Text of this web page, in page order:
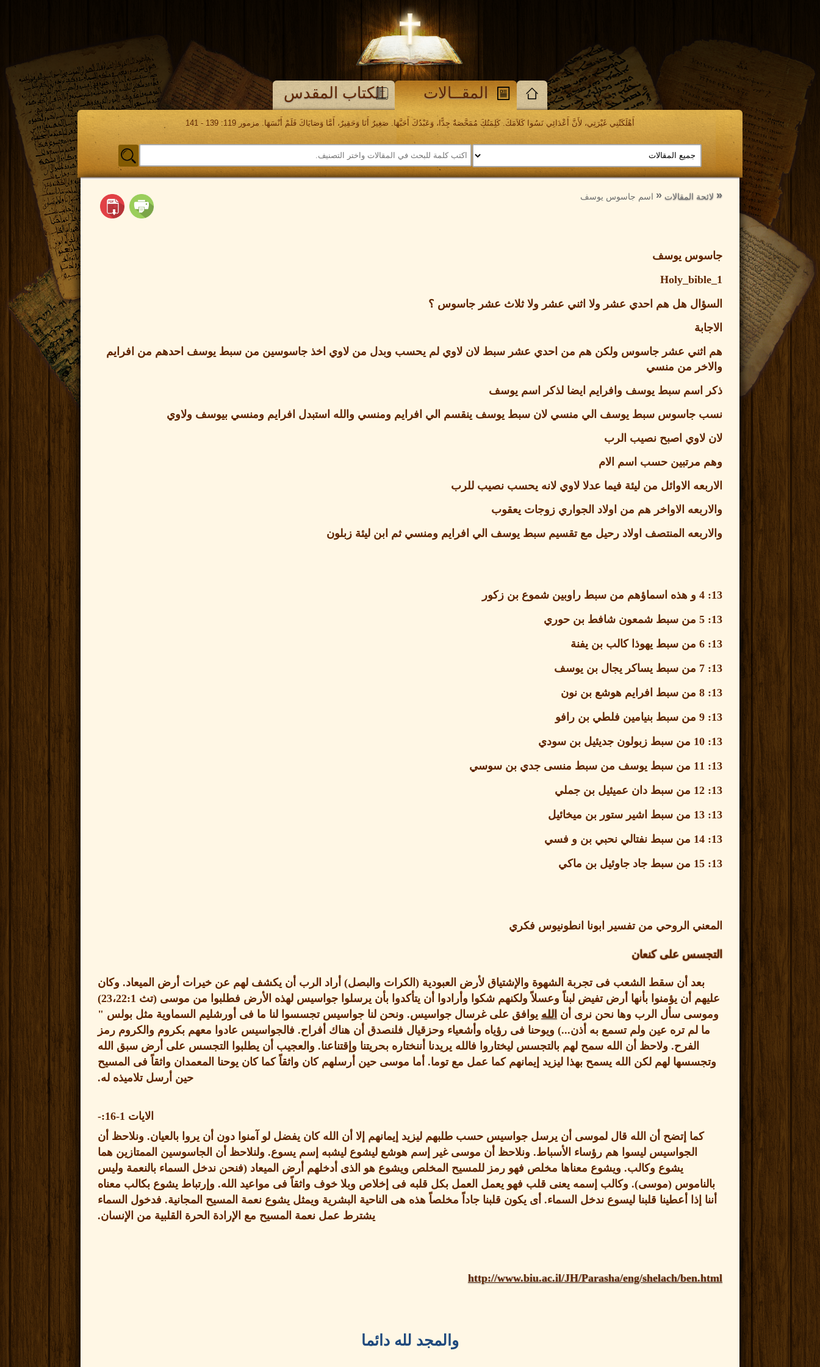
المقــالات الكتاب المقدس
أَهْلَكَتْنِي غَيْرَتِي، لأَنَّ أَعْدَائِي نَسُوا كَلاَمَكَ. كَلِمَتُكَ مُمَحَّصَةٌ جِدًّا، وَعَبْدُكَ أَحَبَّهَا. صَغِيرٌ أَنَا وَحَقِيرٌ، أَمَّا وَصَايَاكَ فَلَمْ أَنْسَهَا. مزمور 119: 139 - 141
الرجوع
إلىلائحة المقالات
الرجوع
إلىاسم جاسوس يوسف
جاسوس يوسف
Holy_bible_1
السؤال هل هم احدي عشر ولا اثني عشر ولا ثلاث عشر جاسوس ؟
الاجابة
هم اثني عشر جاسوس ولكن هم من احدي عشر سبط لان لاوي لم يحسب وبدل من لاوي اخذ جاسوسين من سبط يوسف احدهم من افرايم
والاخر من منسي
ذكر اسم سبط يوسف وافرايم ايضا لذكر اسم يوسف
نسب جاسوس سبط يوسف الي منسي لان سبط يوسف ينقسم الي افرايم ومنسي والله استبدل افرايم ومنسي بيوسف ولاوي
لان لاوي اصبح نصيب الرب
وهم مرتبين حسب اسم الام
الاربعه الاوائل من ليئة فيما عدلا لاوي لانه يحسب نصيب للرب
والاربعه الاواخر هم من اولاد الجواري زوجات يعقوب
والاربعه المنتصف اولاد رحيل مع تقسيم سبط يوسف الي افرايم ومنسي ثم ابن ليئة زبلون
13: 4
و هذه اسماؤهم من سبط راوبين شموع بن زكور
13: 5
من سبط شمعون شافط بن حوري
13: 6
من سبط يهوذا كالب بن يفنة
13: 7
من سبط يساكر يجال بن يوسف
13: 8
من سبط افرايم هوشع بن نون
13: 9
من سبط بنيامين فلطي بن رافو
13: 10
من سبط زبولون جديئيل بن سودي
13: 11
من سبط يوسف من سبط منسى جدي بن سوسي
13: 12
من سبط دان عميئيل بن جملي
13: 13
من سبط اشير ستور بن ميخائيل
13: 14
من سبط نفتالي نحبي بن و فسي
13: 15
من سبط جاد جاوئيل بن ماكي
المعني الروحي من تفسير ابونا انطونيوس فكري
التجسس على كنعان
بعد أن سقط الشعب فى تجربة الشهوة والإشتياق لأرض العبودية ( الكرات والبصل) أراد الرب أن يكشف لهم عن خيرات أرض الميعاد. وكان
عليهم أن يؤمنوا بأنها أرض تفيض لبناً وعسلاً ولكنهم شكوا وأرادوا أن يتأكدوا بأن يرسلوا جواسيس لهذه الأرض فطلبوا من موسى (تث 23،22:1)
وموسى سأل الرب وها نحن نرى أن الله يوافق على غرسال جواسيس. ونحن لنا جواسيس تجسسوا لنا ما فى أورشليم السماوية مثل بولس "
ما لم تره عين ولم تسمع به أذن...) ويوحنا فى رؤياه وأشعياء وحزقيال فلنصدق أن هناك أفراح. فالجواسيس عادوا معهم بكروم والكروم رمز
الفرح. ولاحظ أن الله سمح لهم بالتجسس ليختاروا فالله يريدنا أننختاره بحريتنا وإقتناعنا. والعجيب أن يطلبوا التجسس على أرض سبق الله
وتجسسها لهم لكن الله يسمح بهذا ليزيد إيمانهم كما عمل مع توما. أما موسى حين أرسلهم كان واثقاً كما كان يوحنا المعمدان واثقاً فى المسيح
حين أرسل تلاميذه له.
الايات 1-16:-
كما إتضح أن الله قال لموسى أن يرسل جواسيس حسب طلبهم ليزيد إيمانهم إلا أن الله كان يفضل لو آمنوا دون أن يروا بالعيان. ونلاحظ أن
الجواسيس ليسوا هم رؤساء الأسباط. ونلاحظ أن موسى غير إسم هوشع ليشوع ليشبه إسم يسوع. ولنلاحظ أن الجاسوسين الممتازين هما
يشوع وكالب. ويشوع معناها مخلص فهو رمز للمسيح المخلص ويشوع هو الذى أدخلهم أرض الميعاد (فنحن ندخل السماء بالنعمة وليس
بالناموس (موسى). وكالب إسمه يعنى قلب فهو يعمل العمل بكل قلبه فى إخلاص وبلا خوف واثقاً فى مواعيد الله. وإرتباط يشوع بكالب معناه
أننا إذا أعطينا قلبنا ليسوع ندخل السماء. أى يكون قلبنا جاداً مخلصاً هذه هى الناحية البشرية ويمثل يشوع نعمة المسيح المجانية. فدخول السماء
يشترط عمل نعمة المسيح مع الإرادة الحرة القلبية من الإنسان.
http://www.biu.ac.il/JH/Parasha/eng/shelach/ben.html
والمجد لله دائما